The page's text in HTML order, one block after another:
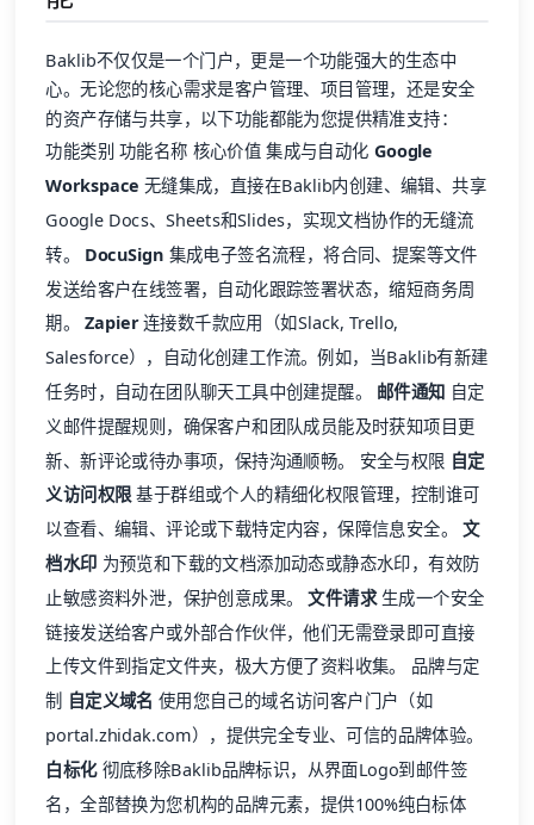
Baklib不仅仅是一个门户，更是一个功能强大的生态中
心。无论您的核心需求是客户管理、项目管理，还是安全
的资产存储与共享，以下功能都能为您提供精准支持：
功能类别 功能名称 核心价值 集成与自动化 Google
Workspace 无缝集成，直接在Baklib内创建、编辑、共享
Google Docs、Sheets和Slides，实现文档协作的无缝流
转。 DocuSign 集成电子签名流程，将合同、提案等文件
发送给客户在线签署，自动化跟踪签署状态，缩短商务周
期。Zapier连接数千款应用（如Slack, Trello,
Salesforce），自动化创建工作流。例如，当Baklib有新建
任务时，自动在团队聊天工具中创建提醒。 邮件通知 自定
义邮件提醒规则，确保客户和团队成员能及时获知项目更
新、新评论或待办事项，保持沟通顺畅。 安全与权限 自定
义访问权限 基于群组或个人的精细化权限管理，控制谁可
以查看、编辑、评论或下载特定内容，保障信息安全。文
档水印 为预览和下载的文档添加动态或静态水印，有效防
止敏感资料外泄，保护创意成果。文件请求 生成一个安全
链接发送给客户或外部合作伙伴，他们无需登录即可直接
上传文件到指定文件夹，极大方便了资料收集。 品牌与定
制 自定义域名 使用您自己的域名访问客户门户（如
portal.zhidak.com），提供完全专业、可信的品牌体验。
白标化彻底移除Baklib品牌标识，从界面Logo到邮件签
名，全部替换为您机构的品牌元素，提供100%纯白标体